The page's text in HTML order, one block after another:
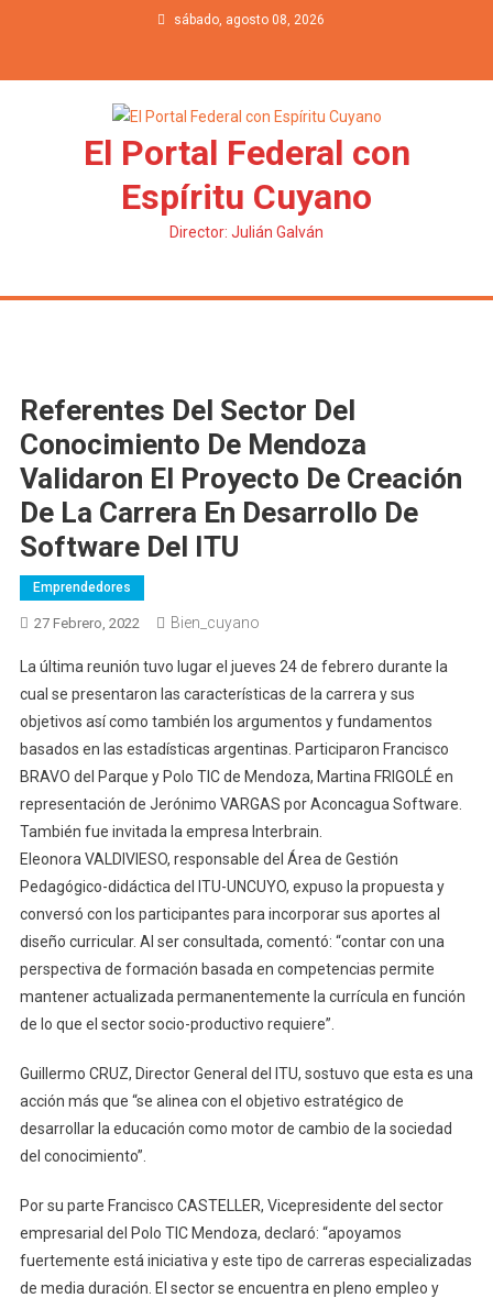
sábado, agosto 08, 2026
El Portal Federal con
Espíritu Cuyano
Director: Julián Galván
Referentes Del Sector Del
Conocimiento De Mendoza
Validaron El Proyecto De Creación
De La Carrera En Desarrollo De
Software Del ITU
Emprendedores
27 Febrero, 2022 Bien_cuyano
La última reunión tuvo lugar el jueves 24 de febrero durante la
cual se presentaron las características de la carrera y sus
objetivos así como también los argumentos y fundamentos
basados en las estadísticas argentinas. Participaron Francisco
BRAVO del Parque y Polo TIC de Mendoza, Martina FRIGOLÉ en
representación de Jerónimo VARGAS por Aconcagua Software.
También fue invitada la empresa Interbrain.
Eleonora VALDIVIESO, responsable del Área de Gestión
Pedagógico-didáctica del ITU-UNCUYO, expuso la propuesta y
conversó con los participantes para incorporar sus aportes al
diseño curricular. Al ser consultada, comentó: “contar con una
perspectiva de formación basada en competencias permite
mantener actualizada permanentemente la currícula en función
de lo que el sector socio-productivo requiere”.
Guillermo CRUZ, Director General del ITU, sostuvo que esta es una
acción más que “se alinea con el objetivo estratégico de
desarrollar la educación como motor de cambio de la sociedad
del conocimiento”.
Por su parte Francisco CASTELLER, Vicepresidente del sector
empresarial del Polo TIC Mendoza, declaró: “apoyamos
fuertemente está iniciativa y este tipo de carreras especializadas
de media duración. El sector se encuentra en pleno empleo y